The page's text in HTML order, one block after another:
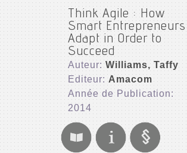
Think Agile : How
Smart Entrepreneurs
Adapt in Order to
Succeed
Auteur:Williams, Taffy
Editeur:Amacom
Année de Publication:
2014